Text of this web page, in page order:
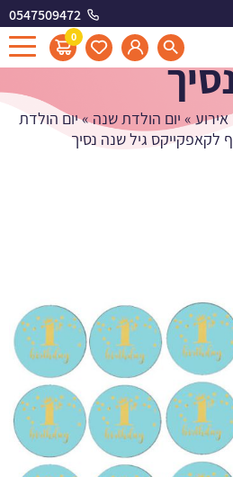
0547509472
0
גיל שנה
אירוע» יום הולדת שנה»יום הולדת
לקאפקייקס גיל שנה נסיך